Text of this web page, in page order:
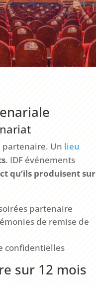
partenaire. Un lieu
. IDF événements
qu’ils produisent sur
partenaire
de remise de
confidentielles
sur 12 mois